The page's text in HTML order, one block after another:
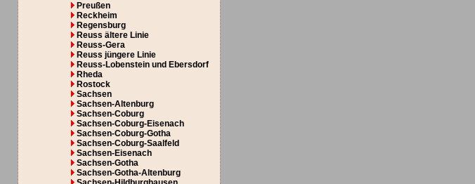
Preußen
Reckheim
Regensburg
Reuss ältere Linie
Reuss-Gera
Reuss jüngere Linie
Reuss-Lobenstein und Ebersdorf
Rheda
Rostock
Sachsen
Sachsen-Altenburg
Sachsen-Coburg
Sachsen-Coburg-Eisenach
Sachsen-Coburg-Gotha
Sachsen-Coburg-Saalfeld
Sachsen-Eisenach
Sachsen-Gotha
Sachsen-Gotha-Altenburg